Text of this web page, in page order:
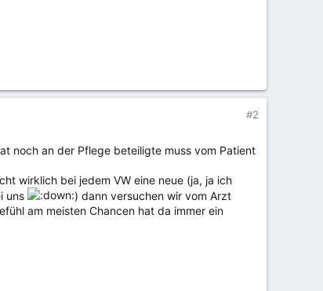
#2
noch an der Pflege beteiligte muss vom Patient
wirklich bei jedem VW eine neue (ja, ja ich
uns
) dann versuchen wir vom Arzt
am meisten Chancen hat da immer ein